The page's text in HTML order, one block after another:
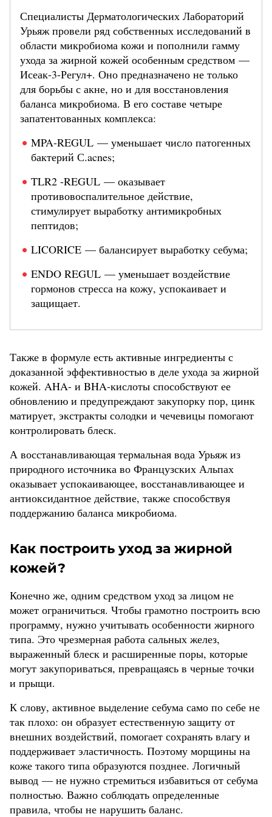
Специалисты Дерматологических Лабораторий
Урьяж провели ряд собственных исследований в
области микробиома кожи и пополнили гамму
ухода за жирной кожей особенным средством —
Исеак-3-Регул+. Оно предназначено не только
для борьбы с акне, но и для восстановления
баланса микробиома. В его составе четыре
запатентованных комплекса:
MPA-REGUL — уменьшает число патогенных
бактерий С.acnes;
TLR2 -REGUL — оказывает
противовоспалительное действие,
стимулирует выработку антимикробных
пептидов;
LICORICE — балансирует выработку себума;
ENDO REGUL — уменьшает воздействие
гормонов стресса на кожу, успокаивает и
защищает.
Также в формуле есть активные ингредиенты с
доказанной эффективностью в деле ухода за жирной
кожей. AHA- и BHA-кислоты способствуют ее
обновлению и предупреждают закупорку пор, цинк
матирует, экстракты солодки и чечевицы помогают
контролировать блеск.
А восстанавливающая термальная вода Урьяж из
природного источника во Французских Альпах
оказывает успокаивающее, восстанавливающее и
антиоксидантное действие, также способствуя
поддержанию баланса микробиома.
Как построить уход за жирной
кожей?
Конечно же, одним средством уход за лицом не
может ограничиться. Чтобы грамотно построить всю
программу, нужно учитывать особенности жирного
типа. Это чрезмерная работа сальных желез,
выраженный блеск и расширенные поры, которые
могут закупориваться, превращаясь в черные точки
и прыщи.
К слову, активное выделение себума само по себе не
так плохо: он образует естественную защиту от
внешних воздействий, помогает сохранять влагу и
поддерживает эластичность. Поэтому морщины на
коже такого типа образуются позднее. Логичный
вывод — не нужно стремиться избавиться от себума
полностью. Важно соблюдать определенные
правила, чтобы не нарушить баланс.